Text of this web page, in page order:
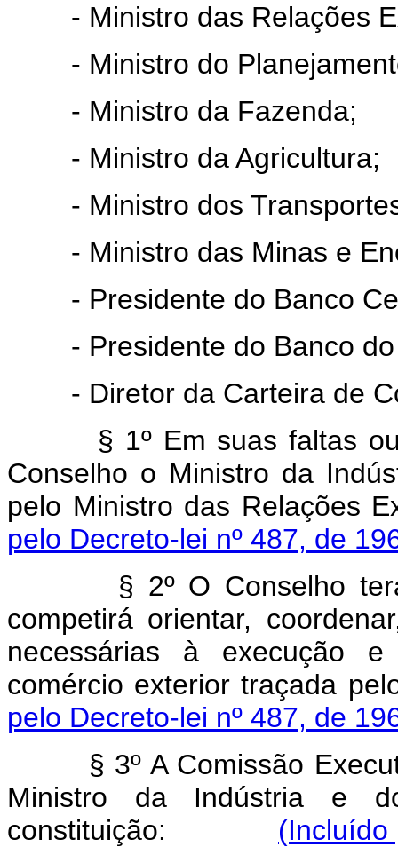
- Ministro das Relações
- Ministro do
- Ministro da Fazenda;
- Ministro da Agricultura;
- Ministro dos
- Ministro das Minas e
- Presidente do Banco
- Presidente do Banco do
- Diretor da Carteira de
§ 1º Em suas faltas
Conselho o Ministro da
pelo Ministro das
pelo Decreto-lei nº 487, de
§ 2º O Conselho
competirá orientar,
necessárias à execução
comércio exterior
pelo Decreto-lei nº 487, de
§ 3º A Comissão
Ministro da Indústria e
constituição: (Incluído